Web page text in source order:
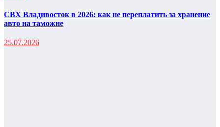
СВХ Владивосток в 2026: как не переплатить за хранение
авто на таможне
25.07.2026